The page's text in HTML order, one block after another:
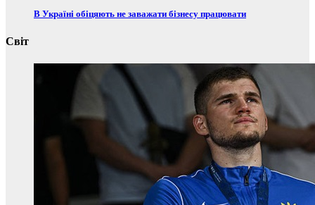
В Україні обіцяють не заважати бізнесу працювати
Світ